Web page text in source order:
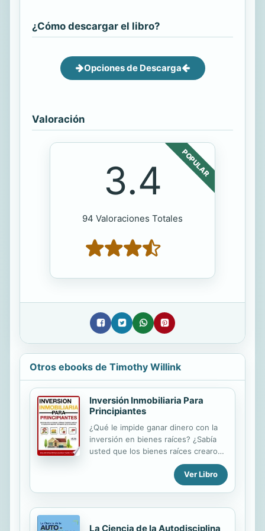
¿Cómo descargar el libro?
Opciones de Descarga
Valoración
POPULAR
3.4
94 Valoraciones Totales
Otros ebooks de Timothy Willink
Inversión Inmobiliaria Para
Principiantes
¿Qué le impide ganar dinero con la
inversión en bienes raíces? ¿Sabía
usted que los bienes raíces crearon
más millonarios (personas ricas en
otras palabras) que cualquier otra
cosa? Siga leyendo... Si tiene dinero
invertirlo, los bienes raíces son una
Ver Libro
La Ciencia de la Autodisciplina